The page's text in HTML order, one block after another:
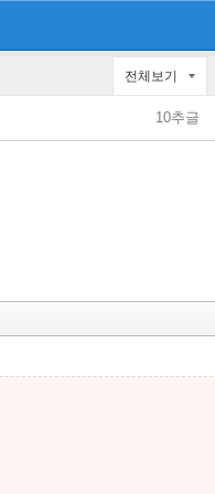
전체보기
10추글